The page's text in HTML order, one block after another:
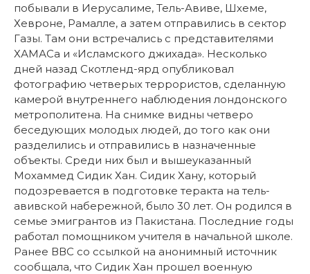
побывали в Иерусалиме, Тель-Авиве, Шхеме,
Хевроне, Рамалле, а затем отправились в сектор
Газы. Там они встречались с представителями
ХАМАСа и «Исламского джихада». Несколько
дней назад Скотленд-ярд опубликовал
фотографию четверых террористов, сделанную
камерой внутреннего наблюдения лондонского
метрополитена. На снимке видны четверо
беседующих молодых людей, до того как они
разделились и отправились в назначенные
объекты. Среди них был и вышеуказанный
Мохаммед Сидик Хан. Сидик Хану, который
подозревается в подготовке теракта на тель-
авивской набережной, было 30 лет. Он родился в
семье эмигрантов из Пакистана. Последние годы
работал помощником учителя в начальной школе.
Ранее ВВС со ссылкой на анонимный источник
сообщала, что Сидик Хан прошел военную